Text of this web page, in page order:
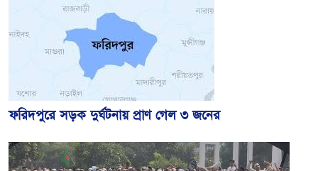
ফরিদপুরে সড়ক দুর্ঘটনায় প্রাণ গেল ৩ জনের